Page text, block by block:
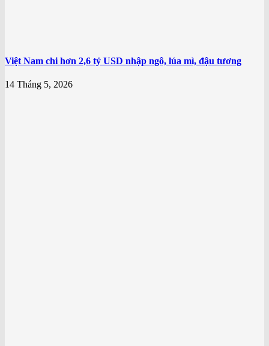
Việt Nam chi hơn 2,6 tỷ USD nhập ngô, lúa mì, đậu tương
14 Tháng 5, 2026